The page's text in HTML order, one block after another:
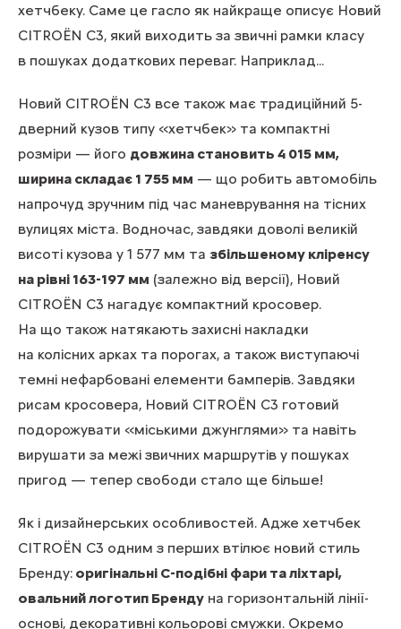
хетчбеку. Саме це гасло як найкраще описує Новий
CITROЁN С3, який виходить за звичні рамки класу
в пошуках додаткових переваг. Наприклад...
Новий CITROЁN С3 все також має традиційний 5-
дверний кузов типу «хетчбек» та компактні
розміри — його довжина становить 4 015 мм,
ширина складає 1 755 мм — що робить автомобіль
напрочуд зручним під час маневрування на тісних
вулицях міста. Водночас, завдяки доволі великій
висоті кузова у 1 577 мм та збільшеному кліренсу
на рівні 163-197 мм (залежно від версії), Новий
CITROЁN С3 нагадує компактний кросовер.
На що також натякають захисні накладки
на колісних арках та порогах, а також виступаючі
темні нефарбовані елементи бамперів. Завдяки
рисам кросовера, Новий CITROЁN С3 готовий
подорожувати «міськими джунглями» та навіть
вирушати за межі звичних маршрутів у пошуках
пригод — тепер свободи стало ще більше!
Як і дизайнерських особливостей. Адже хетчбек
CITROЁN С3 одним з перших втілює новий стиль
Бренду: оригінальні С-подібні фари та ліхтарі,
овальний логотип Бренду на горизонтальній лінії-
основі, декоративні кольорові смужки. Окремо